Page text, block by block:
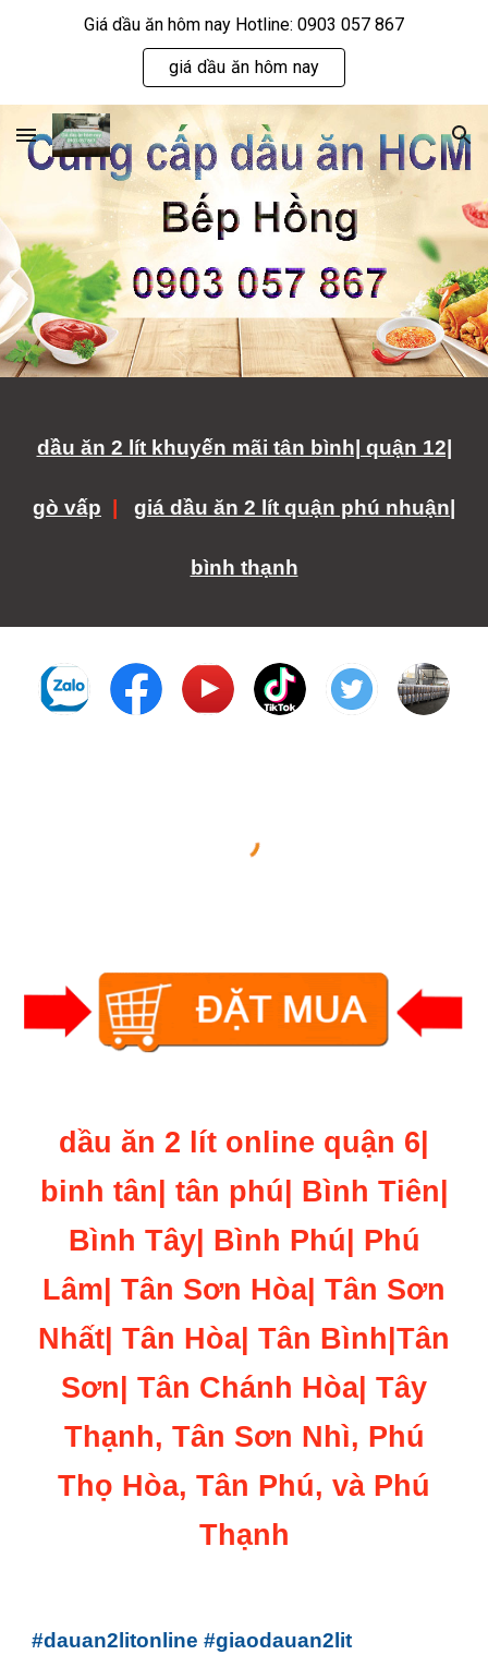
Giá dầu ăn hôm nay Hotline: 0903 057 867
giá dầu ăn hôm nay
dầu ăn 2 lít khuyến mãi tân bình| quận 12|
gò vấp giá dầu ăn 2 lít quận phú nhuận|
bình thạnh
dầu ăn 2 lít online quận 6|
binh tân| tân phú| Bình Tiên|
Bình Tây| Bình Phú| Phú
Lâm| Tân Sơn Hòa| Tân Sơn
Nhất| Tân Hòa| Tân Bình|Tân
Sơn| Tân Chánh Hòa| Tây
Thạnh, Tân Sơn Nhì, Phú
Thọ Hòa, Tân Phú, và Phú
Thạnh
#dauan2litonline #giaodauan2lit